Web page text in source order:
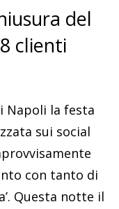
del
clienti
Napoli la festa
sui social
con tanto di
Questa notte il